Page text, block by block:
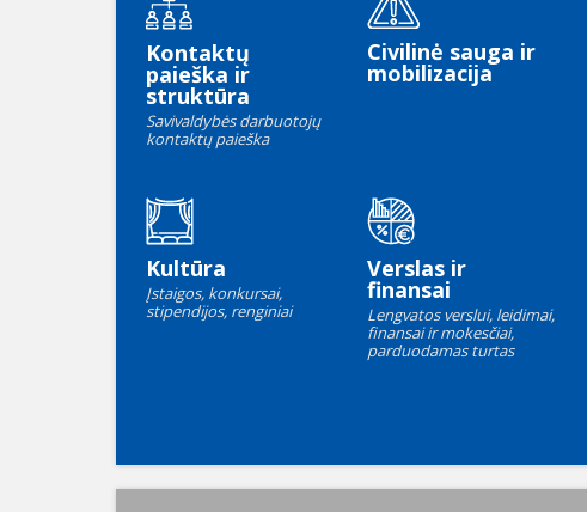
Kontaktų
paieška ir
struktūra
Savivaldybės darbuotojų
kontaktų paieška
Civilinė sauga ir
mobilizacija
Kultūra
Įstaigos, konkursai,
stipendijos, renginiai
Verslas ir
finansai
Lengvatos verslui, leidimai,
finansai ir mokesčiai,
parduodamas turtas